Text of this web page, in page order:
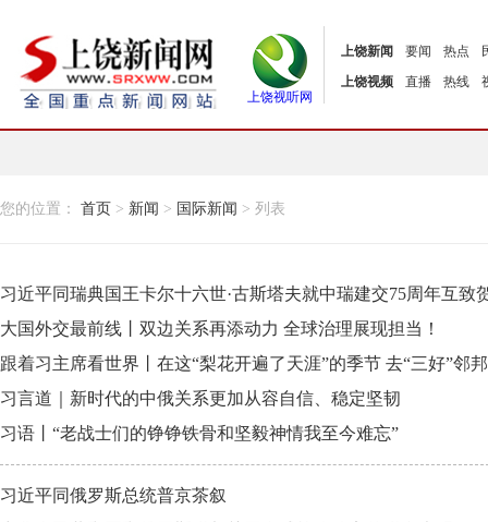
上饶视听网
上饶新闻 要闻 热点
上饶视频
直播 热线
您的位置： 首页 > 新闻 > 国际新闻 > 列表
习近平同瑞典国王卡尔十六世·古斯塔夫就中瑞建交75周年互致
大国外交最前线丨双边关系再添动力 全球治理展现担当！
跟着习主席看世界丨在这“梨花开遍了天涯”的季节 去“三好”邻
习言道｜新时代的中俄关系更加从容自信、稳定坚韧
习语丨“老战士们的铮铮铁骨和坚毅神情我至今难忘”
习近平同俄罗斯总统普京茶叙